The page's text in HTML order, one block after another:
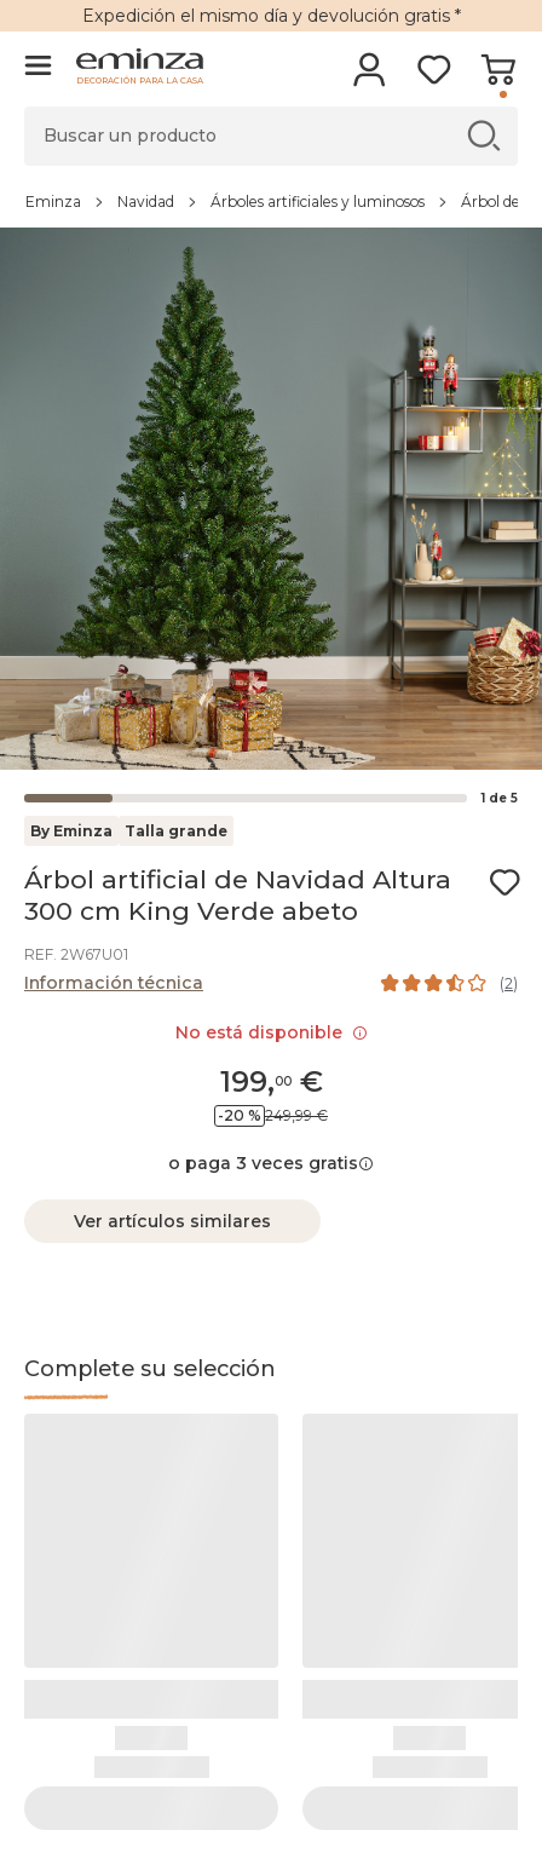
Expedición el mismo día y devolución gratis*
DECORACIÓN PARA LA CASA
Eminza Navidad Árboles artificiales y luminosos Árbol de
1 de 5
By Eminza Talla grande
Árbol artificial de Navidad Altura
300 cm King Verde abeto
REF. 2W67U01
Información técnica (2)
199,00€
-20 % 249,99 €
o paga 3 veces gratis
Ver artículos similares
Complete su selección